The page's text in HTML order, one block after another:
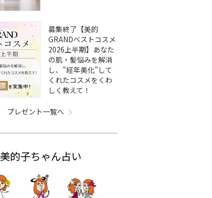
募集終了【美的
GRANDベストコスメ
2026上半期】あなた
の肌・髪悩みを解消
し、”経年美化”して
くれたコスメをくわ
しく教えて！
プレゼント一覧へ
美的子ちゃん占い